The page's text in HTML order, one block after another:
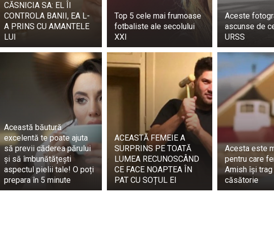
Fanii săi nu sunt doar uimiți, ci sunt captivați. Un fan a împărtășit
Facebook: „Sunt total uluit de el. L-am văzut ieri și am fost imediat
spus că este un băiat bun și apoi a început să cânte. Am fost uluit.”
„Chico salvează 2020.” „Este oficial”, a postat un comentator pe
A parrot performed an amazing Beyonce song and got a huge
pic.twitter.com/Gk90rgXPky
— Life Is Weird (@Life1sWeird)December 14, 2023
CĂSNICIA SA: EL ÎI
CONTROLA BANII, EA L-
A PRINS CU AMANTELE
LUI
Top 5 cele mai frumoase
fotbaliste ale secolului
XXI
Aceste
ascunse de
URSS
Această băutură
excelentă te poate ajuta
să previi căderea părului
și să îmbunătățești
aspectul pielii tale! O poți
prepara în 5 minute
ACEASTĂ FEMEIE A
SURPRINS PE TOATĂ
LUMEA RECUNOSCÂND
CE FACE NOAPTEA ÎN
PAT CU SOȚUL EI
Acesta este
pentru care
Amish își
căsătorie